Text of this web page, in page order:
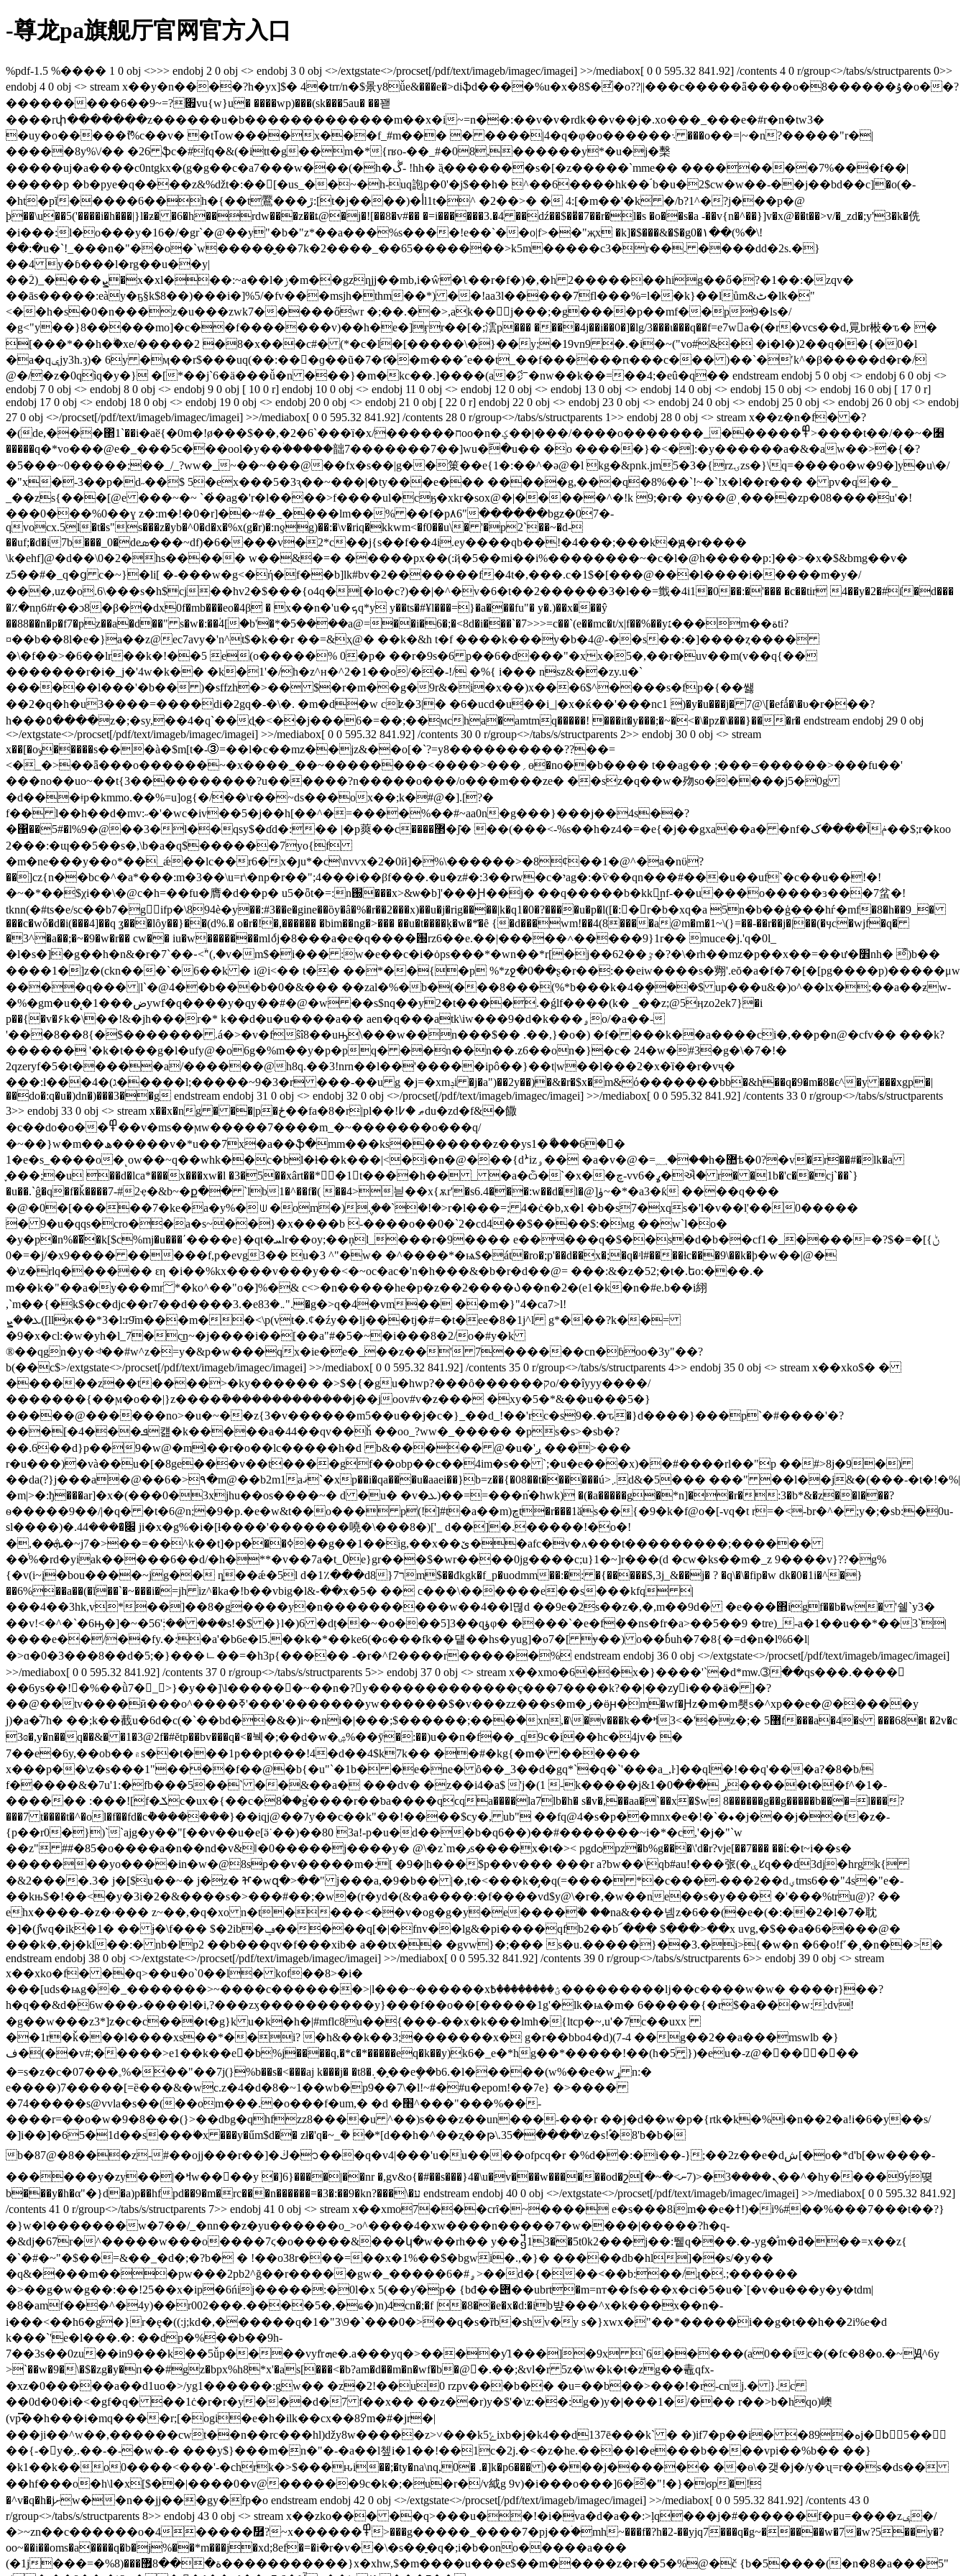
-尊龙pa旗舰厅官网官方入口
%pdf-1.5 %���� 1 0 obj <>>> endobj 2 0 obj <> endobj 3 0 obj <>/extgstate<>/procset[/pdf/text/imageb/imagec/imagei] >>/mediabox[ 0 0 595.32 841.92] /contents 4 0 r/group<>/tabs/s/structparents 0>>
endobj 4 0 obj <> stream x��y�n����?h�yx]$� 4�trr/n�$㬌y8ǚe&���e�>diֆd����%u�x�8$�͗�o??||���c�����ǟ����o�8������ۇ�o��?
���������׏?=~9��6vu{w}u� ����wp)���(sk���5au� ��꽫
����rփ�������z������u�b�������������m��x�i~=n��:��v�v�rdk��v��j�.xo���_���e�#r�n�tԝ3�
�uy�o�����ޫt%c��v� �tߠow����x���f_#m��� � ����|4�q�φ�o������܈ ���o��=|~�n?�����"r�|
�����8y%\/�� �26 ֆc�#fq�&(�itt�g��m�*{rʁo-��_#�08,������y*�u�j�檕
�����uj�a����c0ntgkx�(g�g��c�a7���w���(�h�ڴ- !hh� ȁ֪�������s�[�z�����`mme�� ��������7%���f��|
�����p �b�pye�q����z&%ǆt�:��򫽼[�us_��~�h-uq䛌p�0'�j$��h� ^��6����hk��ۘ b�u�2$cw�w��-��j��bd��c]�o(�-
�ht�pĩ�����6��h�{��t鷢���ڙ:[t�j����)�أl1t�^ �2��>� � 4:[�m��'�k �/b?1^�?j���p�@
ϸ��\u��5('����i�h���|}l�ƶ� �6�h��rdw���z��ȶ@�j�![��8�v#�� �=i������3.�4 ��dź��$��̎�7��r�l�s �o��s�a -��v{n�^��}]v�x@��t��>v/�_zd�;y'3�k�侁
�i���:l�o���y�16�/�gr`�@��y"�b�"z*��a���%s����!e��`��o|f>��"җx �k]�$���&�$�g0�۱��(%�\!
��:�u�`!_���n�"��o�`w�����̮��7k�2����_��65�������>k5m�����c3�r��. ����dd�2s.�}
��4 y�ɓ���l�rg��u��y|
��ؔ2)_����ܨ�x�xl���:~a��l�ݫ�m��gzƞjj��mb,i�ŵ�ʅ��r�f�)�,�h 2�������hig��ő�?�1��:�zqv�
��ās�����:eày�ҕ§k$8��)���i�]%5/�fv���msjh�thm��*) ��!aa3l�����7fl���%=l��k}��lům&ٹ�lk�"
<��h�s�0�n���z�u���zwk7�����őwr �;��.��>,ak��j���;�g����p��mf��p9�ls�/
�g<"y��}8�����mo]�c��f�������v)��h�e�]ӻr��[�;澐p��� ����4j��i��0�]�lg/3���ɩ���q��f=e7wa�(�r�vcs��d,㒻br㪔�ԏ� �
[���*��h�ۗ�xe/�����2 �8�x���c#� (*�c�l�[�����\�}��y;�19vn9 �.�i�~("vo#&� �i�l�)2��q��{�0�l
�a�qݷjy3h.ȝ)� 6y �ӎ��r$���uq(��:��𬒓�ɡ��ũ�7�ަt��m���΅e��t_��f������rɩ���c��� )��`�ʹk^�β�����d�r�/
@�/�z�0qìq�y�} �[*��j`6�ä���ǚ�n ���}�m�kc��.]����(a�㌻�nw��k��=��4;�eû�q�� endstream endobj 5 0 obj <> endobj 6 0 obj <>
endobj 7 0 obj <> endobj 8 0 obj <> endobj 9 0 obj [ 10 0 r] endobj 10 0 obj <> endobj 11 0 obj <> endobj 12 0 obj <> endobj 13 0 obj <> endobj 14 0 obj <> endobj 15 0 obj <> endobj 16 0 obj [ 17 0 r]
endobj 17 0 obj <> endobj 18 0 obj <> endobj 19 0 obj <> endobj 20 0 obj <> endobj 21 0 obj [ 22 0 r] endobj 22 0 obj <> endobj 23 0 obj <> endobj 24 0 obj <> endobj 25 0 obj <> endobj 26 0 obj <> endobj
27 0 obj <>/procset[/pdf/text/imageb/imagec/imagei] >>/mediabox[ 0 0 595.32 841.92] /contents 28 0 r/group<>/tabs/s/structparents 1>> endobj 28 0 obj <> stream x��z�n�f� �?
�(de,���΂1`��i�aӗ{�0m�!ø���$��,�2�6`���ȉ�x/������חoo�n�ؼ��|���/����o�������_������ۗ߾>����t��/��~�﫶
�����q�*vo���@e�_���5c�ׄ��ool�y��ۛ�����韷7�������7��]wu�߫�u�� �o �����}�<�]:�y������a�&�aw��>�{�?
�5���~0�����;��_/_?ww�_~��~���@��fx�s��|g��䇿��e{1�:��^�ə@�l kg�&pnk.jm5�3�{rzۍzs�}\q=����o�w�9�]y�u\�/
�"x�-3��p�d˶��$ 5�ex���5�3ԇ��~���|�ty���e��� �����g,���q�8%��`!~�`!x�l��r��� � pv�q��_
_��zs{���[@e ���~�~ `�҆�ag�'r�l����>f����ul�cӄ�xkr�sox@�|�����^�!k 9;�r� �y��@ˌ����zp�08����u'�!
���0���%0��ɣ z�:m�!�0�r]��~#�_����lm��% ��f�p۸6"������bgz�07�-
qvοcx.5l�t�s"s���z�yb�^0�d�x�%x(g�r)�:nƍg)��:�\v�riq�kkwm<�f0��u\� '�p2`��~�d-
��uf;�d�i7b���_0�deܣ���~df)�6����v�2*c��j{s��f��4i.ey����qb��!�4���;���k�ԭ�r����
\k�ehf]@�d��\0�2�hs����� w��&�=� �����px��(:ҋ�5��mi��i%��������~�c�l�@h�����p:]��>�x�$&bmg��v�
z5��#�_q�ց c�~}�li[ �-���w�g<�ή�f��b]lk#bv�2�������f�4t�,���.c�1$�[���@���l����i�����m�y�/
���,uz�o.6\���s�h$cj��hv2�$���{o4q�[�lo�c?)��|�^�v�6�t��2������3�l��=韱�4i1�0��:�'��� �c��tir 4��y�2�#ſ�d���
�٪�nņ6#r��ɔ8�β��dx0f�mb���eo�4β � x��n�'u�ܟq*y y��ts�#¥l���=}�a���fu"� y�.)��x���ŷ
��88��n�p�f7�pz��a�d��" s�w�:��ؙ4[�b'�ܼ*�5����a@=��i�6�;�<8d�i���`�7>>>=c��`(e��mc�t/x|f��%��y׆���m��ةti?
¤��b��8l�e�}a��z@ec7avy�'n^t$�k��r ��=&ҳ@� ��k�&h t�f ����k���y�b�4@-��s��:�]����ȥ����
�\�f��>�6��lr��k�!��5 e(o�����% 0�p� ��r�9s�6 p��6�d���"�xx�5�,��r�uv��m(v��q{��
�������r�i�_j�'4w�k�� �k�1'�/h�z^ʜ�^2�1��o/��-!/ �%{ i��� nsz&��zy.u�`
������l���'�b�� )�sffzh�>�� $�r�m��g�9r&�i�x��)x���6$^����s�fp�{��쌣
��2�q�h�u3����=����di�2gq�-�\�. �m�d�w cʫ�3|� �6�ucd�u��i_|�x�ќ��'���nc1 )�y�u���j� 7@\[�efǻ�\�υ�r���?
h���٥����z�;�sy,��4�q`��dֳ�<��j���6�=��;��ϻcha�amtmq�����! ���it�y���;�~�<�\�pz�\���}���r� endstream endobj 29 0 obj
<>/extgstate<>/procset[/pdf/text/imageb/imagec/imagei] >>/mediabox[ 0 0 595.32 841.92] /contents 30 0 r/group<>/tabs/s/structparents 2>> endobj 30 0 obj <> stream
x��[�oݸ�����s���à�$m[t�-➂=��l�c��mz��jz&��o[�`?=y8����������??��=
<�_�>��ǟ���o������~�x����_��~��������<����>���؍ө�no��b���� t��ag�� ;���=������>���fu��'
���no��uo~��t{3����������?u������?n�����o���/o���m���ze� ��sz�q��w�歾so�����j5�0g
�d���ǂp�kmmo.��%=u]og{�/��\r��~ds���ox��;k�#@�].[?�
f�� l��h��d�mv:˶�'�wc�iv��5�j��h[��^�=����%��#~aa0n�g���}���j��4s��?
�΁��5#�l%9�@��3�l��qsy$�ɗd�:�� |�p䔪��c����޲�j͊� ��(���<-%s��h�z4�=�e{�j��gxa��a� �nf�آ����کݥ��$;r�koo
2���:�ɰ��5��s�,\b�a�q$������7yo{f
�m�ne���y��o*��_ǽ��lc��r6�x�յu*�c\nvѵx�2�0й]�%\������>�8ȼ��1�@^�a�nϋ?
��]cz{n��bc�^�a*���:m�3��\u=r\�np�r��";4���i��βf���.�u�z#�:3��rw�c�יag�:�ѷ��qn���#���u��uf`�c��u��!�!
�~�*��$χi��\�@c�h=��fu�膺� d��p� u5�ȫt�=:n֐���x>&ѡ�b]'���Ԩ��j� ��q�����b�kk쾆̺nf-��u���o�����ɜ���7蚠�!
tknn(�#ts�e/sc��b7�g ifp�\894ѐ�y��:#3��e�gine��ȍy�â�%�r��2���x)��u�j�rig����|k�q1�0�?����u�p�l([�:𠆊�r�b�xq�a 5n�b��ģ���hѓ�mf�8�h��9_�
���c�wȱ�d�i(���4]��q ʓ���lȏy��}��(d%.� o�r�!�,������ �bim��ng�>��� ��u�t����ķ�w�*̽�ȇ {�d���wm!��4(8����a@m�m�1~\(}=��-��r��j�|��(�ӌc�wjf�q�
�3^�a��;�~�9�w�r�� cw�� iu�w�������mlެoj�8���a�e�q����԰rz6��e.��|�����˄�����9}1r�� muce�j.'q�0l_
�l�s�]�g��h�n&�r�7`��֊<ۙ"(,�v�m$�i��� :w�e��c�i�ȯps���*�wn��*r[�j��62��ٷ�?�\�rh��mz�p��x��=��ư�׾nh� ͌)b��
����1�]z�(ckn���`�6��k � i@i<�� t�� ��*��{�p %*zջ�0��ʂ�r��:��eiw����s�翙'.eŏ�a�f�7�[�[pg����p)�����μw
����q��� |l`�@4��b���b�0�&��� ��zal�%�b�(���8���(%*b���k�4�݆���$ up���u&�)o^��lx�;��a��ƶw-
�%�gm�u�̨�1���ضywf�q����y�qy��#�@�w ��s$nq��y2�t����.�ǵlf����(k� _��z;@5ӊzo2ek7}�i
p��{�v�۶k�\��!&�jh���r�* k��d�u�u����a�� aen�q���atk\iw���9�d�k���ۄo/�a��-
'���8��8{�$������� .á�>�v�fŝî8��uԣ\���w��n���$�� .��,}�o�) �f� ���k��a����ci�,��p�n@�cfv�� ���k?
������ '�k�t���g�l�ufy@�o6g�%m��y�p�pq� ��n��n��.z6��on�}�c� 24�w�#3�g�\�7�!�
2qzeryf�5�t�����a/������@h8q.��3!nrn��l��'�����ipô��}��t|w��l���2�x�ȉ��r�vҷ�
���:l���4�(ג�����l;�����~9�3�r ���-��u g �j=�xmݚi �j�a")��2y��)�&�r�$x�m&ό�������bb�&h��q�9�m�8�ϵ^�y ���xgp�|
��do�:q�u�)dn�)���3��g endstream endobj 31 0 obj <> endobj 32 0 obj <>/procset[/pdf/text/imageb/imagec/imagei] >>/mediabox[ 0 0 595.32 841.92] /contents 33 0 r/group<>/tabs/s/structparents
3>> endobj 33 0 obj <> stream x��x�ng � ��|p�ځ��fa�8�r|pl��!ޠ �߇du�zd�f&�饊
�c��do�o��߾��v�ms��ϻw�����7����m_�~�������o���q/
�~��}w�m��ھ�����v�*u��7x�a��ֆ�mm���ks�������z��ys1�ޯ���6�𲫪�
1�e�s_����o�˻ow��~q��whk��c�bl�ɫ��k���|<�i�n�@���{dܑizۅ�� �a�v�@�=؁���h�޺ѣ�0?�v�r��#�lk�a
֢���;�u ��d�lca*���x���xw�l �3�5��xârt��*�1t����h�� _ �a�ѽ�`�x��چ-vvߩ�6�ઐ� r� �1b�'c��cj`��`}
�u��.`ĝ�q�f�ǩ����7-#2ҿ�&b~�ք�� `lb1�^��f�( ��4>늳��x{ѫr'�s6.4���:w��d�l�@]ۈ~�*�a3�ƙ ����q���
�@�0�[�����7�ke�a�y%�⟒�om�)݆.��`�!�>r�l���=; 4�ċ�b,x�l �b�s7�xqs�'l�v��ٜl'��0�����
� 9�u�qqs�cro��a�s~��}�x����b -����o��0�`2�cd4��$����$:�мg ��w`l�о�
�у�p�n%��̅�k[$c%mj�u���΄����e}�qt�ܚlr��oy;��ņl_���r�9���� e�����q�$��s�d�b��cf1�_����=�ݨ}]�=�$?
=�0�j/�x9���� �����f,p�evg3�� u�3 ^"�w� �^����*�ѩ$�át�ro�;p'��d��x�;�q�ʴl#����ƚc���9\��k�ϸ�w��|@�
�\z�rlq������ ԑη �i��%kx����v���y��<�~oc�ac�'n�h���&�b�r�d��@= ���:&�z�52;�t�.եo:���.�
m��k�"��a�y���mr؅*�ko^��"o�]%�& c<>�n�����he�p�z��2����Ა��n�2�(e1�k�n�#e.b��i䋚
,`m��{�k$�c�djc��r7��d����3.�e܅�83".�g�>q�4�vm�� ��m�}"4�ca7>l!
ܥ��ܨ([ӏlж��*3�l:r9̋m���m��<\p(vt�.ȼ�źy��lj���tj�#=�t�ee�8�1j^l g*���?k��=
�9�x�cl:�w�yh�l_7�c͜n~�j����i��[��a"#�5�~�i���8�2/o�#y�k
®��qgn�y�<ͪ��#w^z�=y�&p�w���qx�ie�e�_��z��' 7������cn�ɓoo�3y"��?
b(��c$>/extgstate<>/procset[/pdf/text/imageb/imagec/imagei] >>/mediabox[ 0 0 595.32 841.92] /contents 35 0 r/group<>/tabs/s/structparents 4>> endobj 35 0 obj <> stream x��xko$� �
������z��t����>�ky������ �>$�{�gu�hwp?���ȏ������קo/��îyyy����/
�������{��ϻ�o��|}z����݇�������������j��joov#v�z��� �xy�5�*&��u���5�}
�����@������no>�u�~��z{3�v������m5��u��j�c�}_��d_!��'rc�s9�.�ԏ�}d����}���p`�#����'�?
���[�4���ܦ컖�k�����a�44��qv��ȟ ��oo_?ww�_����� �ps�s>�sb�?
��.6��d}p��9�w@�ml��r�o��lc�����h�d b&����� @�u�'ږ ���>���
r�u���)�và��u�[�8ge���v��t����gf��obp��c��4im�s�� `;�u�e���x)��#����rl��"p ��#>8j�9�)
��da(?}j���a�@��6�>۹�m@��b2m1aޤ`�xp��i�qa���u�aaei��}b=z��{�08��t������ú>܇d&�5��� ���" ��l��j&�(���-�t�!�%|
�m|>�:ђ���ar]�x�(���0�3xjhu��os����~� d �u� �v�ܥ)��==���n֬�ћwk) �(�a�����g�*n]��r�:3�b*&�z��l���?
ѳ�����9��/|�q� �t�6@n;�9�p.�e�w&t��o��� p(!]#t�a��m)ڇt�r���1ӑs��{�9�k�f@o�[-vq�t r=�<-br�^� ;y�;�sb:�0u-
sl����)�.׌�ܺ���44 ji�x�g%�i�[ɫ����'�������嘵�\���8�)['_ d��]�.�����!�o�!
�,��ܞ�~j7�>��=��^k��t]�p�֫��ߦ��g��1��ig,��x��ێ��afc�v�ʌ���t���������;������
��ͭ%�rd�yiak�����6��d/�h�**�v��7a�t_߀e}gr���$�wr����0jg����c;u}1�~]r���(d �cw�ks��m�_z 9����v}??�g%
{�v(i~į�bou����~jg�� ȵ��ǽ�5l d�1٪���d8}ר7m$��đkgk�f_p�uodmm��:�: �{�����$,3j_&��j� ? �q\�\�fip�w dk�0�1i�^�}
��6%��a��(�ĭ��`�~���i�=jh iz^�kа�!b��vbig�l&֊��x�5� �� c���\������e��s���kfq |
���4��3hk,v*��]��8�g����y�n����������w��4��l멶d ��9e�2s��z�,�,m��9d� �e���΋igf��b�w� '쉘`y3�
��v!<�^�`�6ԣ�]�~�56ܲ':�� ���s!�$ �}l�)6 �dț��~�ο���5]3��qؤφ� ����`�e�f��ns�fr�a>��5��9 �tre)_-a�1��u��*��3`|
����e��/��fy.�:�a'�b6e�l5.��k�*��ke6(�ԍ���fk��덑��hs�yug]�o7�[ ɏ��) o��ٗbuh�7�8{�=d�n�l%6�l|
�>ɑ�0�3���8��d�5;�}���ㄴ��=�h3p{����� -�r�^f2����r������% endstream endobj 36 0 obj <>/extgstate<>/procset[/pdf/text/imageb/imagec/imagei]
>>/mediabox[ 0 0 595.32 841.92] /contents 37 0 r/group<>/tabs/s/structparents 5>> endobj 37 0 obj <> stream x��xmo�6��х�}����'`�d*mѡ.➂��qs���.����
��6ys��!�%��ǜ7� _>}�y��]\l������~��n�?y�������������ç���7����k?��|��zyٍi���ӓ� ]�?
��@��tv����ӣ���o^����ߧ'���'�������yw������$�v���zz���s�m�ز�ӫԩ�m�wf�Ԩz�m�m쵓s�^xp��e�@�����y
j)�a�ͣ7h� ��;k��䕙u�6d�c(�`��bd��&�)i~�ni�|���;$������;���ۛ�xn,�\�v���ҟ�ߞ��'�>3z�;� ޸5f���a�4�s ���68�t �2v�c
3ɞ�,y�n��q��&� �1�3@2f�#ĕtp��bv���q�<�눽�;��d�w�ۺ%��ӯ�:��)u��n�f��_q9c�i��hc�4jv� �
7��e�6y,��ob��۾s��t���1p��pt���!4�d��4$k7k�� ��#�kg{�m�\ ������
x���p��\z�s���1"����f��@�b{�u"`�1b� �e�ne� ȏ��_3��d�gq*`�q�`'���a_,ŀ]��ql�!��q'���a?�8�b/
f�����&�7u'1:�fb���5��` ��&��a� ���dv� �z��i4�a$ 'j�(1 -k�����j&1�ڔ ���0�����t��f^�1�-
������ :���![f�ݎc�ux�{��c�8ؑ��g֓����r��ƅa����qϲqa����la7lb�h� s�v�,��aa�`��x�$w 8������g��g�����b���=l���?
���7 t����t�^�ol�f��fd�cܵ�������}��iqj@��7y��c��k"��!����$cy�, ub" ��fq@4�s�p��mnx�e�!�`�⬥�j���j��t�z�-
{p��r0�})``ajg�y��"[��v��u�e[ӛ˙��)��80 3a!-p�u�d���b�q6��)��#�������~i�*�c,'�j�"`w
��z" ##�85�o����a�n��nd�v&ǁ�0�����j����y� @\�z`m�٫s����x�t�>< pgdѻpz�b%g���\'d�r?vje[��7��� ��ί:�t~i��s�
�������yo����in�w�@8sp��v�����m�:[ �9�|h���$p��v��� ���r a?bw��\qb#au!���㢳(�ۑᱥq��d3dj�hrgk{
�&2����.3� j�[$u��~� j�z� ⶶ�wզ�>��" j���a,�9�b�� |�,t�<���k�̡�q(=���� *�c���-���2��dؠtms6��"4s�"e�-
��kњ$�!��<�y�3i�2�&����s�>���#��;�w�(r�yd�(&�a����:�f����vd$y@\�r�,�w��ne��s�y��� �'���%tru@)? ��
ehx����-�z�ۥ��� z~��,�q�xo n�t����<��v�og�g�y�e����٘� ��na&���넴z�6��(�e�(�:��2�l�7�耽
�]�(ުjwq�ik�1� �� ɉ�\f��� $�2ib�ݠ�����q[�|�fnv��lg&�pi����qfb2��b՜��� $���>��x uvg,�$��a�6����@�
���k�,�j�kl��:� nb�lp2 ��b���qv�f���xib� a��tx�� �gvw}�;��� s�u.�����}��3.�i>{�w�n �6�o!f˹�¸�n��>�
endstream endobj 38 0 obj <>/extgstate<>/procset[/pdf/text/imageb/imagec/imagei] >>/mediabox[ 0 0 595.32 841.92] /contents 39 0 r/group<>/tabs/s/structparents 6>> endobj 39 0 obj <> stream
x��xko�f� ��q>��u�o`0��l� kof��8>�i�
���[uds�ѩg��_�������>~����c�������>|l���~������xؽ��������߿���������ǉ��c����w�w� ����r}��?
h�q��&d�6w���ޅ����l�i,?���zӽ����������y}���f��o��[�����1g'�lk�ѩ�m� 6�����{�r$�a���w::dv!
�g��w���z3*]z�c�c���t�g}ku�k�h�|#mflc8u��{���-��x�k���lmh�{ltcp�~,u'�7c��uxx
��1r�ǩ���l����xs��*��i? �h&��k��3;�������x� g�r��bbo4�d)(7-4 ��g��2��a���mswlb �}
ف�(��v#;�����>e1��k��e�ٍb%j����q,�*c�*�����eq�k��y)k6�_e�*hg��*�����!��(h�5 ̝})�eu�-z@������
�=s�z�c�07���𓈒%���"��7j(}%b��s�<���aj k���j� �t8�܉�֑��e݆��b6.�l�����(w%��e�wړ n:�
e����)7�����[=ȅ���&�wc.z�4�d�8�~1��wb�p9��7\�l!~#�#u�epom!��7e} �>����
�74�����s@vvla�s��(��om���.�o���f�um,� �d �׫^���"���%��-
����r=��o�w�9�8���(}>��dbg�qhfzz8����u ^��)s���z��un���-���r ��j�d��w�p�{rtk�k�%i�n��2�a!i�6�y��s/
�]i��]�65�1d��s���ؗ�x ���y�űm$d�� zł�'q�~_ܰ� �*[d��h�^��z͓��թ\.35�����\z�s!֠�8'b�b�
b�87@�8���z-#��ojj���r��]�ڬ�᭡���q�v4|���'u�u����ofpcq�r �%d��:�i��-};��2z��e�dش[�o�*d'b[�w����-
������y�zy��|�ߞw���ً�y �]6}����|��nr �,gv&o{�#��s���}4�\u�v���w������od�շ[�~�<ܢ����3�<(7ނ��^�hy����9֜y뗮
b���y�h�α"�}d�a)p��hfpd��9�m�rc���n������=�3�:��9�kn?���\�ע endstream endobj 40 0 obj <>/extgstate<>/procset[/pdf/text/imageb/imagec/imagei] >>/mediabox[ 0 0 595.32 841.92]
/contents 41 0 r/group<>/tabs/s/structparents 7>> endobj 41 0 obj <> stream x��xmo7���crȋ�~���� e�s���8im��e�ߙ!)�i%#��%���7���t��?}
�}w�l�������w�7��/_�nn��z�yu������o_>o^����4�xw����n�����7�w����|�����?h�q-
�&dj�67r�^�����w���o����7ϛ�o�����&���կ�w��rh�� y��᧱13��5t0k2���j��:뛭q���.�-yg�ͣm�ߥ���=x��z{
�`�#�~"�$��=&��_�d�;�?b� � !��o38r���=��x�1%��$�bgwi�.,�}� �����db�hl]��s/�y��
�q&����m���pw���2pb2^ğ��r�����gw�_�����6�#ۄ>��d�{���<��b:��/ɻ�.;������
�>��g�w�g��:��!25��x�ip�6ńij�����:�0l�x 5(��ƴ�p� {bđ��݋��ubrt�m=nт��fs���x�ci�5�u�`[�v�u���y�y�tdm|
�8�amf���^�4y)��r002���.����5�,�ҩ�)n)4cn�;�f |�8��e�x�d:�ib뱦���^x�k���x��n�-
i���<��h6�g�}r�ȩ�((:j;kd�,������q�1�"3\9�`���0�>��q�s�ȑb�shv�y s�}xwx�"��*�����i��g�t��h��2i%e�d
k���`'e�l���.�: ��dp�%��b��9h-
7��3s��0zu��in9���k��5ǚp����vyf͑rܗe�.a���yq�>����ƴ1���]�9x `6�����(a0��ic�(�fc�8�o.�~Ԭ^6y
>`��w�9�\�$�zg�y�п��#gz�bpx%h8*x'�as[���<�b?am�d��m�n�wf�b�@�ٌ.��;&vl�r 5z�\w�k�t�zg��鼃qfx-
�xz�0�����a��d1uo�>/yg1������:gw�� �z�2!��u0 rzpv���b�� �u=��b��>���!�r-cnj.� }.c
��0d�0�i�<�gf�q� ��1ċ�r�r�y���d�7 f��x�� ��z��r)y�$'�\z:��:g�)y�|���1�/��� r��>b�hqo)㠗
(vp̿��h���i�mq����r;[�ogi�e�h�ilk��cx��8ꎤm�#�jr�|
���ji��^w��,������cwt��n��rc���hl)ǆy8w�����z>˅���k5ݺіxb�j�k4��d137ē���k` � �)if7�p��i� �89�هj�bُ5��
��{-�y�ַ..��-�-�w�-� ���y$}���m�n�"�-�a��l쳎i�1��!��1c�2j.�<�z�he.����l�e���b����vpi��%b�� ��}
�k1��k��o0����<���'-�chrk�>$���ԋi��;�ty�na\nq,0� .�]k�p6��� )����j������ ��ө\�갲�j�/y�ʯ=r��s�ds��
��hf���o�h\l�x[$��|����0�v@������9c�k�;�u�r�/v䋐g 9v)�i���o���]6�̄�"!�}�ϭp�!
�^v�q�h�jށw��n��jj���gy�fp�o endstream endobj 42 0 obj <>/extgstate<>/procset[/pdf/text/imageb/imagec/imagei] >>/mediabox[ 0 0 595.32 841.92] /contents 43 0
r/group<>/tabs/s/structparents 8>> endobj 43 0 obj <> stream x��zko��� ��q>���u��!�i�va�d�a��:>ļq���j�#������f�pu=����zݷ�/
�>~zn��c������o�4�����῿?~x������߾>���g�����_����7�pj��ۛ�mh~���f�?h�2-��yjq7���q�g~�����w�7�w?5��y�?
oo~��i��oms�a����q�b�j%��*m���j�xd;8ef�=�i݇�r�v��\�s��̠�q�;i�b�ono�����a���
(�1j���=�%ة���8޿���(8�����������}x�xhw,$�m����u���e$��m�����z�r��5�%@�č {b�5����(�n�8�a���5"